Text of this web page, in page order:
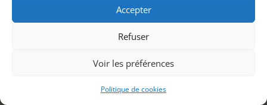
Accepter
Refuser
Voir les préférences
Politique de cookies